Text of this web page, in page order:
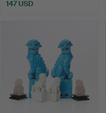
147 USD